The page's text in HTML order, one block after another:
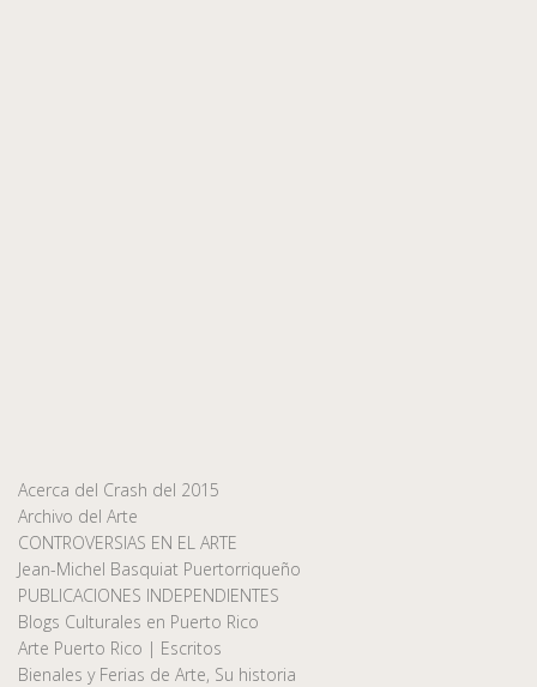
Acerca del Crash del 2015
Archivo del Arte
CONTROVERSIAS EN EL ARTE
Jean-Michel Basquiat Puertorriqueño
PUBLICACIONES INDEPENDIENTES
Blogs Culturales en Puerto Rico
Arte Puerto Rico | Escritos
Bienales y Ferias de Arte, Su historia